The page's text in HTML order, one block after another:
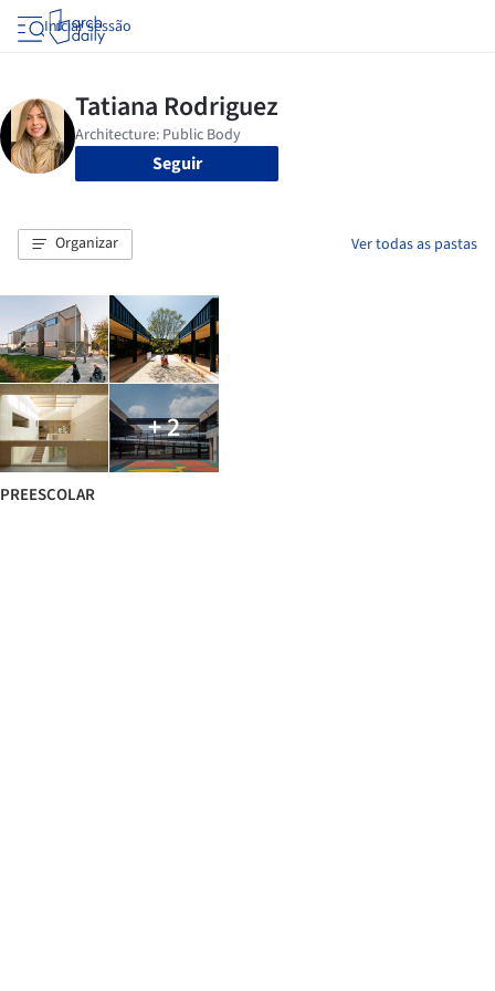
Iniciar sessão
Seguir
Organizar Ver todas as pastas
+ 2
PREESCOLAR